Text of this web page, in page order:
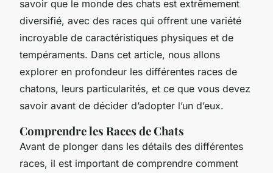
savoir que le monde des chats est extrêmement
diversifié, avec des races qui offrent une variété
incroyable de caractéristiques physiques et de
tempéraments. Dans cet article, nous allons
explorer en profondeur les différentes races de
chatons, leurs particularités, et ce que vous devez
savoir avant de décider d’adopter l’un d’eux.
Comprendre les Races de Chats
Avant de plonger dans les détails des différentes
races, il est important de comprendre comment